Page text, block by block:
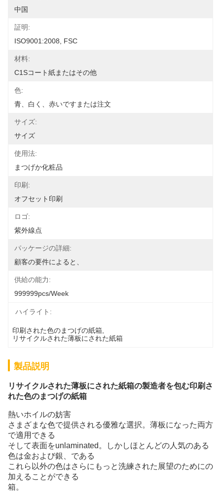
中国
証明:
ISO9001:2008, FSC
材料:
C1Sコート紙またはその他
色:
青、白く、赤いですまたは注文
サイズ:
サイズ
使用法:
まつげか化粧品
印刷:
オフセット印刷
ロゴ:
紫外線点
パッケージの詳細:
顧客の要件によると、
供給の能力:
999999pcs/week
ハイライト:
印刷された色のまつげの紙箱
リサイクルされた薄板にされた紙箱
製品説明
リサイクルされた薄板にされた紙箱の製造者を包む印刷さ
れた色のまつげの紙箱
熱いホイルの妨害
さまざまな色で提供される優雅な選択。薄板になった両方
で適用できる
そして表面をunlaminated。しかしほとんどの人気のある
色は金および銀、である
これら以外の色はさらにもっと洗練された展望のためにの
加えることができる
箱。